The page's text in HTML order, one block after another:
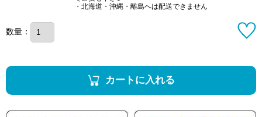
・北海道・沖縄・離島へは配送できません
数量：
カートに入れる